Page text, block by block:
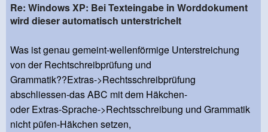
Re: Windows XP: Bei Texteingabe in Worddokument
wird dieser automatisch unterstrichelt
Was ist genau gemeint-wellenförmige Unterstreichung
von der Rechtschreibprüfung und
Grammatik??Extras->Rechtsschreibprüfung
abschliessen-das ABC mit dem Häkchen-
oder Extras-Sprache->Rechtsschreibung und Grammatik
nicht püfen-Häkchen setzen,